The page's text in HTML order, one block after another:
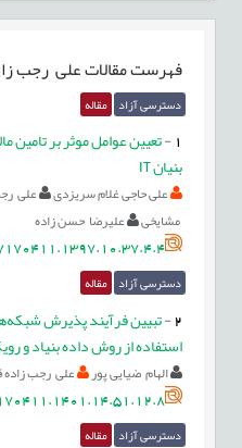
فهرست مقالاتعلی رجب
دسترسی آزاد مقاله
-تعیین عوامل موثر بر
بنیان IT
علی حاجی غلام سریزدی علی
مشایخی
علیرضا حسن زاده
دسترسی آزاد مقاله
2
-
استفاده از روش داده بنیاد و
الهام ضیایی پور علی رجب زاده
دسترسی آزاد مقاله